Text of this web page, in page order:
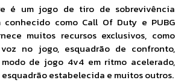
é um jogo de tiro de sobrevivência
conhecido como Call Of Duty e PUBG
muitos recursos exclusivos, como
no jogo, esquadrão de confronto,
modo de jogo 4v4 em ritmo acelerado,
estabelecida e muitos outros.